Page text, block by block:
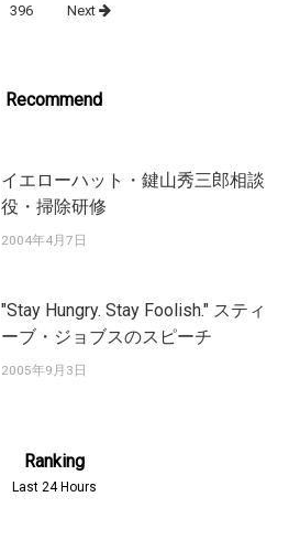
396 Next
Recommend
イエローハット・鍵山秀三郎相談
役・掃除研修
2004年4月7日
"Stay Hungry. Stay Foolish." スティ
ーブ・ジョブスのスピーチ
2005年9月3日
Ranking
Last 24 Hours